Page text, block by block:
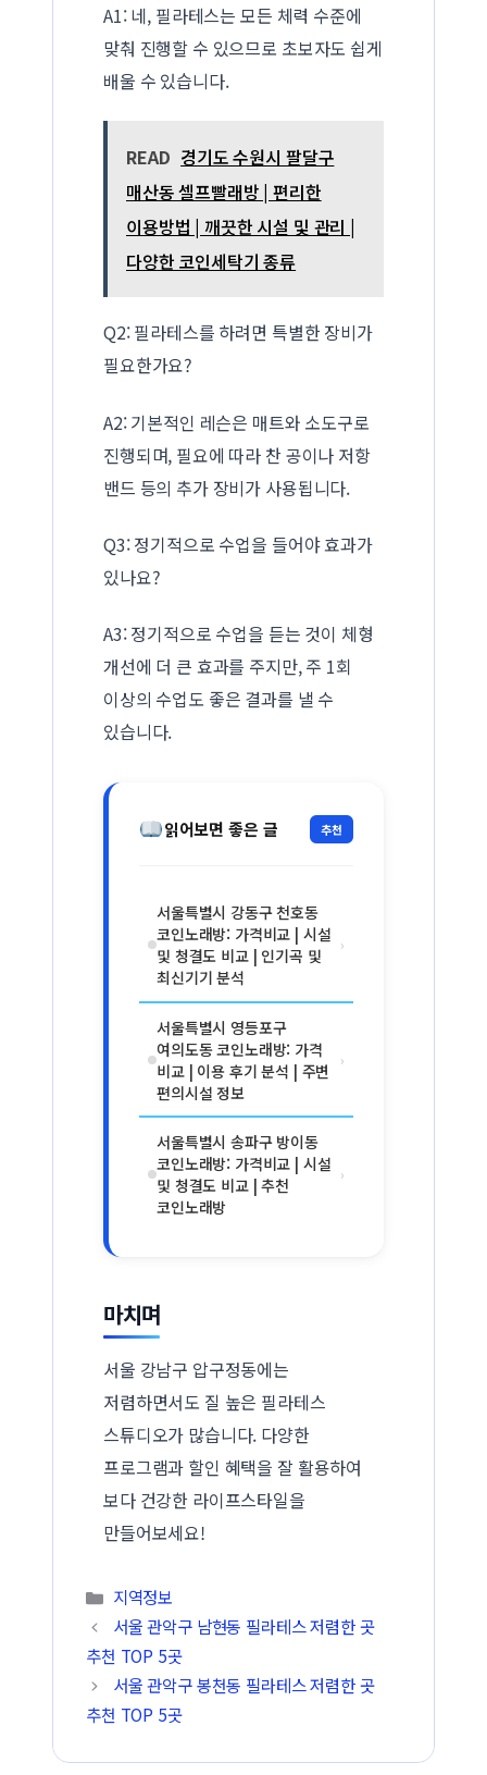
A1: 네, 필라테스는 모든 체력 수준에
맞춰 진행할 수 있으므로 초보자도 쉽게
배울 수 있습니다.
READ 경기도 수원시 팔달구
매산동 셀프빨래방 | 편리한
이용방법 | 깨끗한 시설 및 관리 |
다양한 코인세탁기 종류
Q2: 필라테스를 하려면 특별한 장비가
필요한가요?
A2: 기본적인 레슨은 매트와 소도구로
진행되며, 필요에 따라 찬 공이나 저항
밴드 등의 추가 장비가 사용됩니다.
Q3: 정기적으로 수업을 들어야 효과가
있나요?
A3: 정기적으로 수업을 듣는 것이 체형
개선에 더 큰 효과를 주지만, 주 1회
이상의 수업도 좋은 결과를 낼 수
있습니다.
읽어보면 좋은 글 추천
서울특별시 강동구 천호동
코인노래방: 가격비교 | 시설
및 청결도 비교 | 인기곡 및
최신기기 분석
›
서울특별시 영등포구
여의도동 코인노래방: 가격
비교 | 이용 후기 분석 | 주변
편의시설 정보
›
서울특별시 송파구 방이동
코인노래방: 가격비교 | 시설
및 청결도 비교 | 추천
코인노래방
›
마치며
서울 강남구 압구정동에는
저렴하면서도 질 높은 필라테스
스튜디오가 많습니다. 다양한
프로그램과 할인 혜택을 잘 활용하여
보다 건강한 라이프스타일을
만들어보세요!
카테고리
지역정보
서울 관악구 남현동 필라테스 저렴한 곳
추천 TOP 5곳
서울 관악구 봉천동 필라테스 저렴한 곳
추천 TOP 5곳